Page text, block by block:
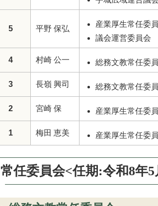
5 平野 保弘
産業厚生常任委
議会運営委員会
4 村崎 公一 総務文教常任委
3 長嶺 興司 総務文教常任委
2 宮崎 保 産業厚生常任委
1 梅田 恵美 産業厚生常任委
常任委員会<任期:令和8年